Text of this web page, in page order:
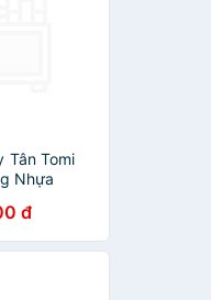
Tân Tomi
Nhựa
Tiện Lợi -
đ